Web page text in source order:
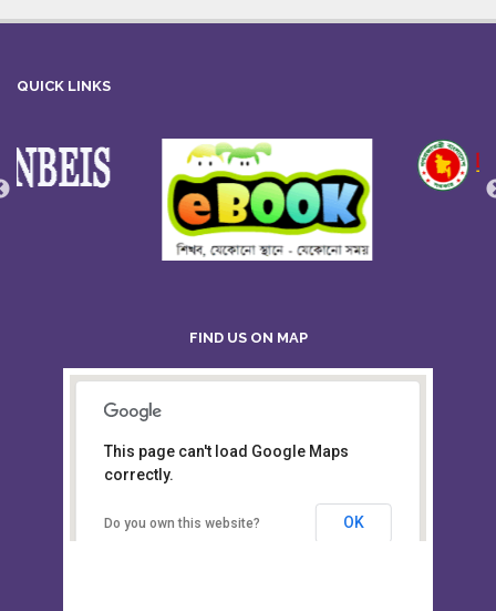
QUICK LINKS
Board of Intermediate &
Sylhet
This page can't load Google Maps